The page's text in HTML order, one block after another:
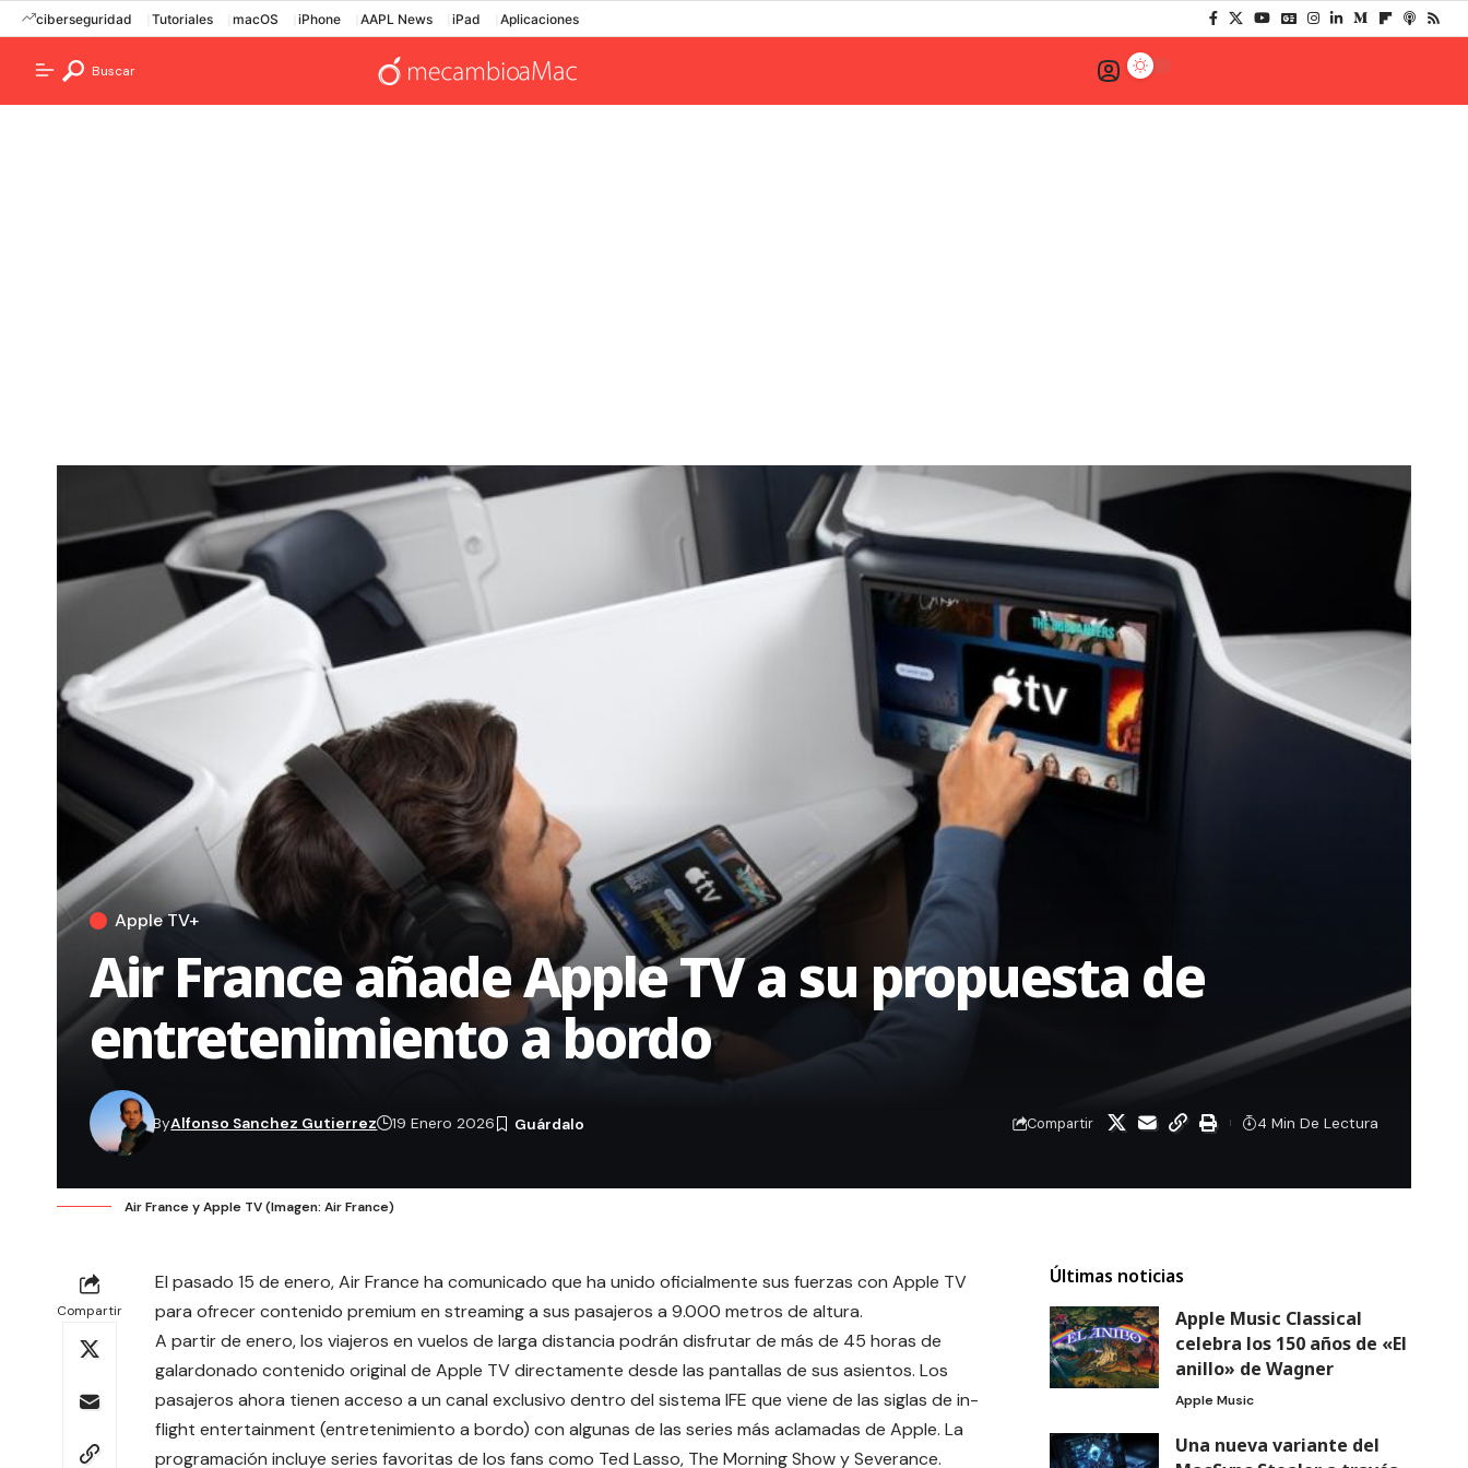
ciberseguridad Tutoriales macOS iPhone AAPL News iPad Aplicaciones
Buscar
Apple TV+
Air France añade Apple TV a su propuesta de
entretenimiento a bordo
ByAlfonso Sanchez Gutierrez 19 Enero 2026 Compartir 4 Min De Lectura
Air France y Apple TV (Imagen: Air France)
Compartir
El pasado 15 de enero,Air France ha comunicado que ha unido oficialmente sus fuerzas con Apple TV
para ofrecer contenido premium en streaming a sus pasajeros a 9.000 metros de altura.
A partir de enero, los viajeros en vuelos de larga distancia podrán disfrutar de más de 45 horas de
galardonado contenido original de Apple TV directamente desde las pantallas de sus asientos. Los
pasajeros ahora tienen acceso a un canal exclusivo dentro del sistema IFE que viene de las siglas de in-
flight entertainment (entretenimiento a bordo) con algunas de las series más aclamadas de Apple. La
programación incluye series favoritas de los fans como Ted Lasso, The Morning Show ySeverance.
Últimas noticias
Apple Music Classical
celebra los 150 años de «El
anillo» de Wagner
Apple Music
Una nueva variante del